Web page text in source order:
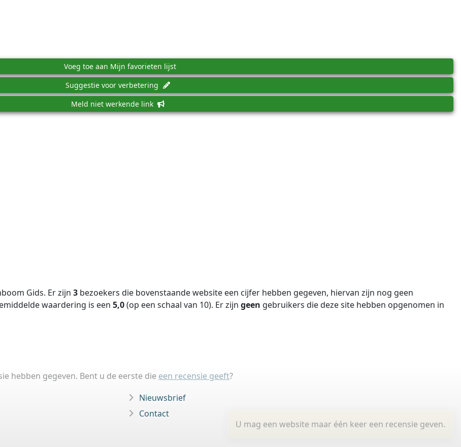
Voeg toe aan Mijn favorieten lijst
Suggestie voor verbetering
Meld niet werkende link
Gids. Er zijn 3 bezoekers die bovenstaande website een cijfer hebben gegeven, hiervan zijn nog geen
waardering is een 5,0(op een schaal van 10). Er zijn geen gebruikers die deze site hebben opgenomen in
hebben gegeven. Bent u de eerste die een recensie geeft?
U mag een website maar één keer een recensie geven.
Nieuwsbrief
Contact